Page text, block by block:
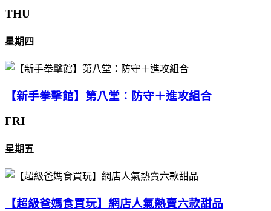
THU
星期四
【新手拳擊館】第八堂：防守＋進攻組合
FRI
星期五
【超級爸媽食買玩】網店人氣熱賣六款甜品